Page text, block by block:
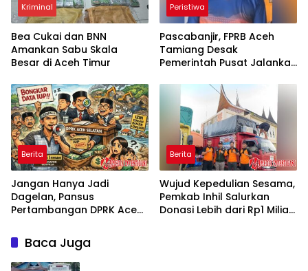
Kriminal
Bea Cukai dan BNN
Amankan Sabu Skala
Besar di Aceh Timur
Peristiwa
Pascabanjir, FPRB Aceh
Tamiang Desak
Pemerintah Pusat Jalankan
Bersihkan Lingkungan
Berita
Jangan Hanya Jadi
Dagelan, Pansus
Pertambangan DPRK Aceh
Data Rekomendasi IUP ke
Publik
Berita
Wujud Kepedulian Sesama,
Pemkab Inhil Salurkan
Donasi Lebih dari Rp1 Miliar
Baca Juga